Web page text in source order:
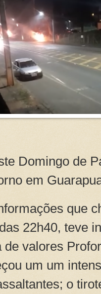
Domingo de
em
que
22h40, teve
de valores
um um
o